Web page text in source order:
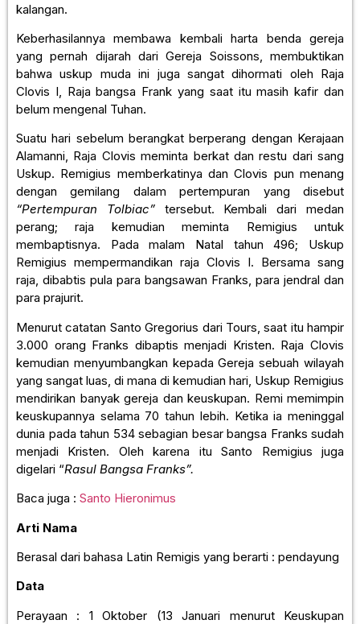
kalangan.
Keberhasilannya membawa kembali harta benda gereja
yang pernah dijarah dari Gereja Soissons, membuktikan
bahwa uskup muda ini juga sangat dihormati oleh Raja
Clovis I, Raja bangsa Frank yang saat itu masih kafir dan
belum mengenal Tuhan.
Suatu hari sebelum berangkat berperang dengan Kerajaan
Alamanni, Raja Clovis meminta berkat dan restu dari sang
Uskup. Remigius memberkatinya dan Clovis pun menang
dengan gemilang dalam pertempuran yang disebut
“Pertempuran Tolbiac” tersebut. Kembali dari medan
perang; raja kemudian meminta Remigius untuk
membaptisnya. Pada malam Natal tahun 496; Uskup
Remigius mempermandikan raja Clovis I. Bersama sang
raja, dibabtis pula para bangsawan Franks, para jendral dan
para prajurit.
Menurut catatan Santo Gregorius dari Tours, saat itu hampir
3.000 orang Franks dibaptis menjadi Kristen. Raja Clovis
kemudian menyumbangkan kepada Gereja sebuah wilayah
yang sangat luas, di mana di kemudian hari, Uskup Remigius
mendirikan banyak gereja dan keuskupan. Remi memimpin
keuskupannya selama 70 tahun lebih. Ketika ia meninggal
dunia pada tahun 534 sebagian besar bangsa Franks sudah
menjadi Kristen. Oleh karena itu Santo Remigius juga
digelari “Rasul Bangsa Franks”.
Baca juga : Santo Hieronimus
Arti Nama
Berasal dari bahasa Latin Remigis yang berarti : pendayung
Data
Perayaan : 1 Oktober (13 Januari menurut Keuskupan